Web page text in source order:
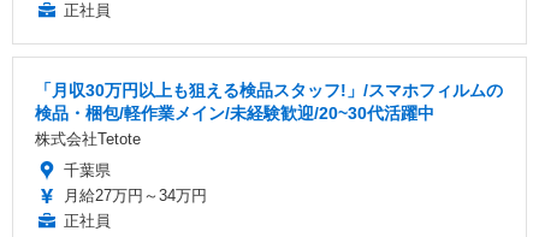
正社員
「月収30万円以上も狙える検品スタッフ!」/スマホフィルムの
検品・梱包/軽作業メイン/未経験歓迎/20~30代活躍中
株式会社Tetote
千葉県
月給27万円～34万円
正社員